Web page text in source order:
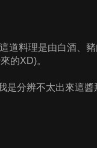
道料理是由白酒、
的XD)。
是分辨不太出來這